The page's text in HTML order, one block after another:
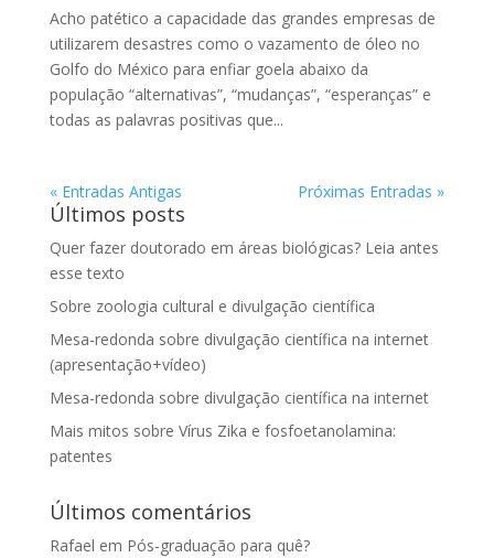
Acho patético a capacidade das grandes empresas de
utilizarem desastres como o vazamento de óleo no
Golfo do México para enfiar goela abaixo da
população “alternativas”, “mudanças”, “esperanças” e
todas as palavras positivas que...
« Entradas Antigas Próximas Entradas »
Últimos posts
Quer fazer doutorado em áreas biológicas? Leia antes
esse texto
Sobre zoologia cultural e divulgação científica
Mesa-redonda sobre divulgação científica na internet
(apresentação+vídeo)
Mesa-redonda sobre divulgação científica na internet
Mais mitos sobre Vírus Zika e fosfoetanolamina:
patentes
Últimos comentários
Rafael em Pós-graduação para quê?